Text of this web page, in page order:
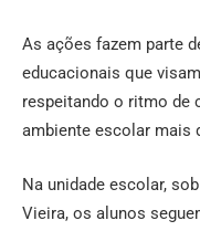
As ações fazem parte
educacionais que
respeitando o ritmo de
ambiente escolar mais
Na unidade escolar,
Vieira, os alunos